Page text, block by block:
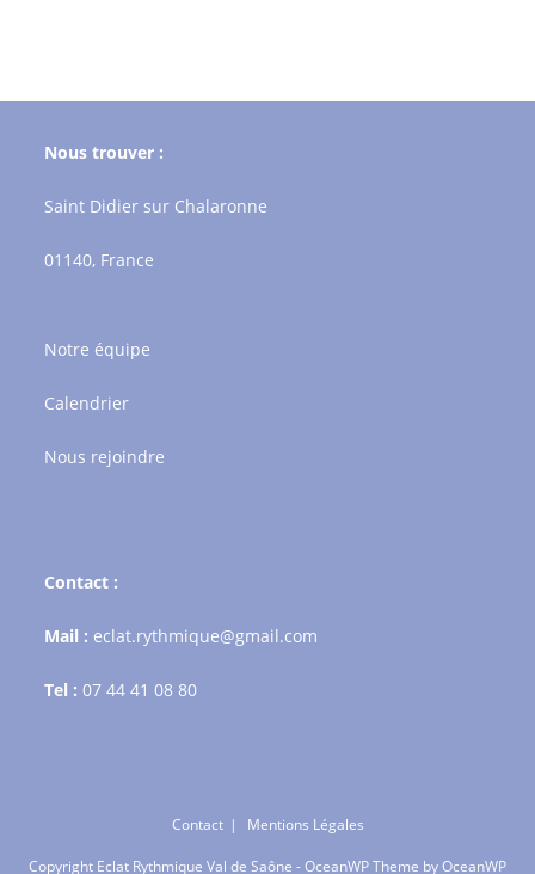
Nous trouver :
Saint Didier sur Chalaronne
01140, France
Notre équipe
Calendrier
Nous rejoindre
Contact :
Mail : eclat.rythmique@gmail.com
Tel : 07 44 41 08 80
Contact Mentions Légales
Copyright Eclat Rythmique Val de Saône - OceanWP Theme by OceanWP